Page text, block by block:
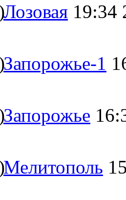
Лозовая 19:34
Запорожье-1
Запорожье
Мелитополь